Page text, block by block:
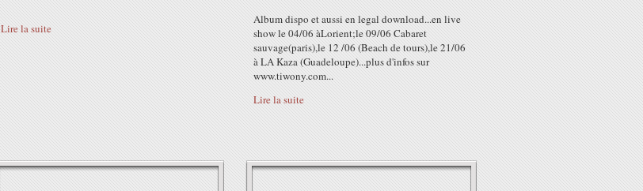
Lire la suite
Album dispo et aussi en legal download...en live
show le 04/06 àLorient;le 09/06 Cabaret
sauvage(paris),le 12 /06 (Beach de tours),le 21/06
à LA Kaza (Guadeloupe)...plus d'infos sur
www.tiwony.com...
Lire la suite